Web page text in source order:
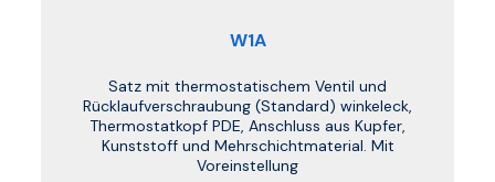
W1A
Satz mit thermostatischem Ventil und
Rücklaufverschraubung (Standard) winkeleck,
Thermostatkopf PDE, Anschluss aus Kupfer,
Kunststoff und Mehrschichtmaterial. Mit
Voreinstellung